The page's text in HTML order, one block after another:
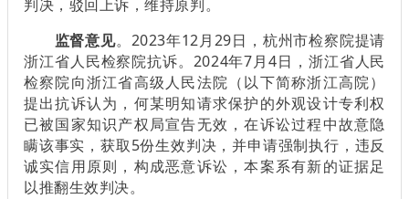
判决，驳回上诉，维持原判。
监督意见。2023年12月29日，杭州市检察院提请
浙江省人民检察院抗诉。2024年7月4日，浙江省人民
检察院向浙江省高级人民法院（以下简称浙江高院）
提出抗诉认为，何某明知请求保护的外观设计专利权
已被国家知识产权局宣告无效，在诉讼过程中故意隐
瞒该事实，获取5份生效判决，并申请强制执行，违反
诚实信用原则，构成恶意诉讼，本案系有新的证据足
以推翻生效判决。